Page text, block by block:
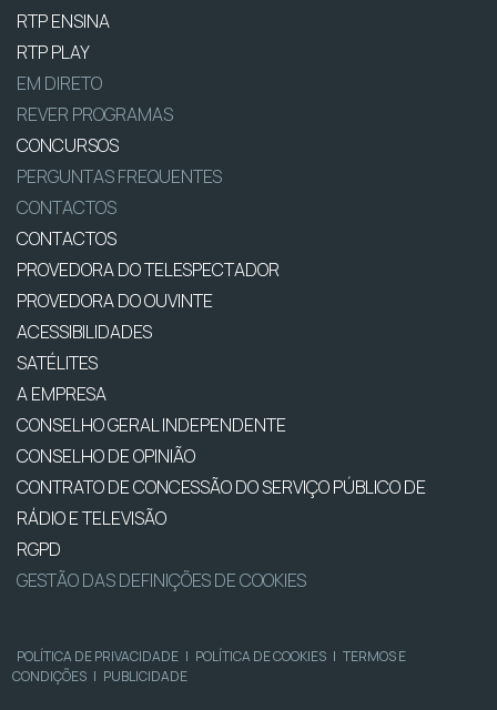
RTP ENSINA
RTP PLAY
EM DIRETO
REVER PROGRAMAS
CONCURSOS
PERGUNTAS FREQUENTES
CONTACTOS
CONTACTOS
PROVEDORA DO TELESPECTADOR
PROVEDORA DO OUVINTE
ACESSIBILIDADES
SATÉLITES
A EMPRESA
CONSELHO GERAL INDEPENDENTE
CONSELHO DE OPINIÃO
CONTRATO DE CONCESSÃO DO SERVIÇO PÚBLICO DE
RÁDIO E TELEVISÃO
RGPD
GESTÃO DAS DEFINIÇÕES DE COOKIES
POLÍTICA DE PRIVACIDADE | POLÍTICA DE COOKIES | TERMOS E
CONDIÇÕES | PUBLICIDADE